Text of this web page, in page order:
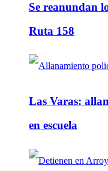
Se reanundan
Ruta 158
Las Varas:
en escuela